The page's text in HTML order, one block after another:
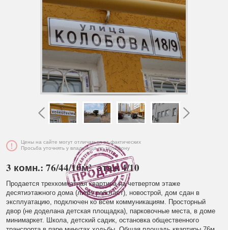
Цены на сайте могут отличаться от фактических
Просьба уточнять у владельца по телефону
3 комн.: 76/44/10м², этаж 4/10
Продается трехкомнатная квартира на четвертом этаже
десятиэтажного дома (лифт работает), новострой, дом сдан в
эксплуатацию, подключен ко всем коммуникациям. Просторный
двор (не доделана детская площадка), парковочные места, в доме
минимаркет. Школа, детский садик, остановка общественного